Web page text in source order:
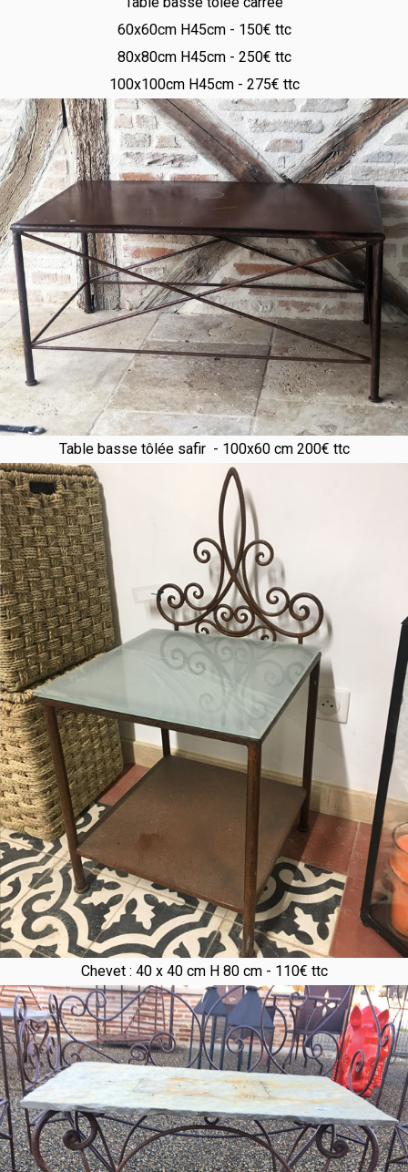
60x60cm H45cm - 150€ ttc
80x80cm H45cm - 250€ ttc
100x100cm H45cm - 275€ ttc
Table basse tôlée safir - 100x60 cm 200€ ttc
Chevet : 40 x 40 cm H 80 cm - 110€ ttc